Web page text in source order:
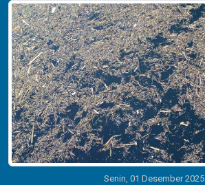
Senin, 01 Desember 2025